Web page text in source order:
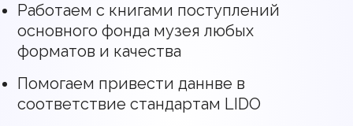
Работаем с книгами поступлений
основного фонда музея любых
форматов и качества
Помогаем привести даннве в
соответствие стандартам LIDO